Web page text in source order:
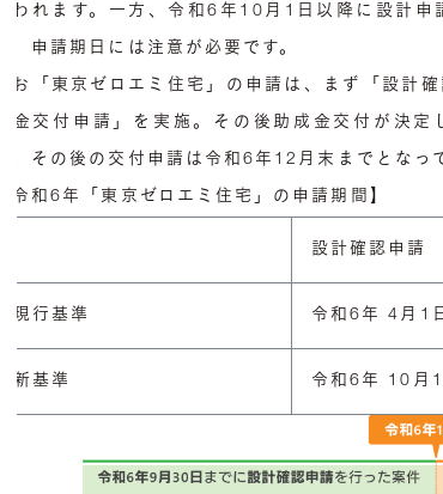
行われます。一方、令和6年10月1日以降に設計
め、申請期日には注意が必要です。
なお「東京ゼロエミ住宅」の申請は、まず「設計
成金交付申請」を実施。その後助成金交付が決
が、その後の交付申請は令和6年12月末までとなっ
【令和6年「東京ゼロエミ住宅」の申請期間】
設計確認申請
現行基準 令和6年 4月1
新基準 令和6年 10月1